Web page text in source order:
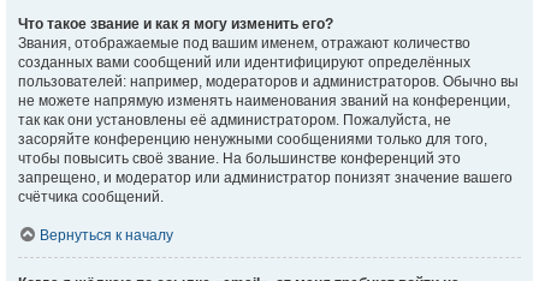
Что такое звание и как я могу изменить его?
Звания, отображаемые под вашим именем, отражают количество
созданных вами сообщений или идентифицируют определённых
пользователей: например, модераторов и администраторов. Обычно вы
не можете напрямую изменять наименования званий на конференции,
так как они установлены её администратором. Пожалуйста, не
засоряйте конференцию ненужными сообщениями только для того,
чтобы повысить своё звание. На большинстве конференций это
запрещено, и модератор или администратор понизят значение вашего
счётчика сообщений.
Вернуться к началу